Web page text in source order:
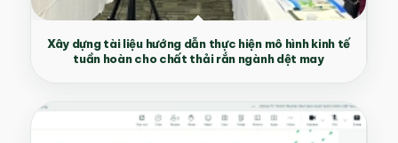
Xây dựng tài liệu hướng dẫn thực hiện mô hình kinh tế
tuần hoàn cho chất thải rắn ngành dệt may